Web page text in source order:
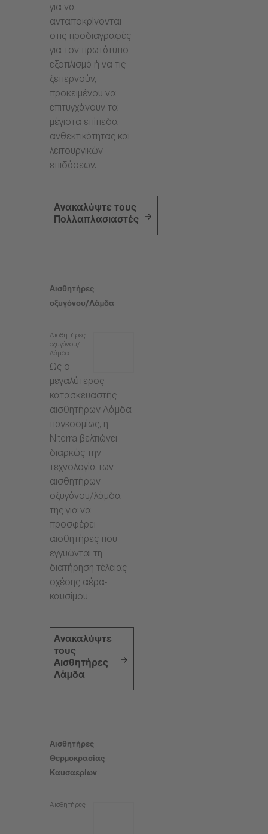
για να
ανταποκρίνονται
στις προδιαγραφές
για τον πρωτότυπο
εξοπλισμό ή να τις
ξεπερνούν,
προκειμένου να
επιτυγχάνουν τα
μέγιστα επίπεδα
ανθεκτικότητας και
λειτουργικών
επιδόσεων.
Ανακαλύψτε τους
Πολλαπλασιαστές
Αισθητήρες
οξυγόνου/Λάμδα
Αισθητήρες
οξυγόνου/
Λάμδα
Ως ο
μεγαλύτερος
κατασκευαστής
αισθητήρων Λάμδα
παγκοσμίως, η
Niterra βελτιώνει
διαρκώς την
τεχνολογία των
αισθητήρων
οξυγόνου/λάμδα
της για να
προσφέρει
αισθητήρες που
εγγυώνται τη
διατήρηση τέλειας
σχέσης αέρα-
καυσίμου.
Ανακαλύψτε
τους
Αισθητήρες
Λάμδα
Αισθητήρες
Θερμοκρασίας
Καυσαερίων
Αισθητήρες